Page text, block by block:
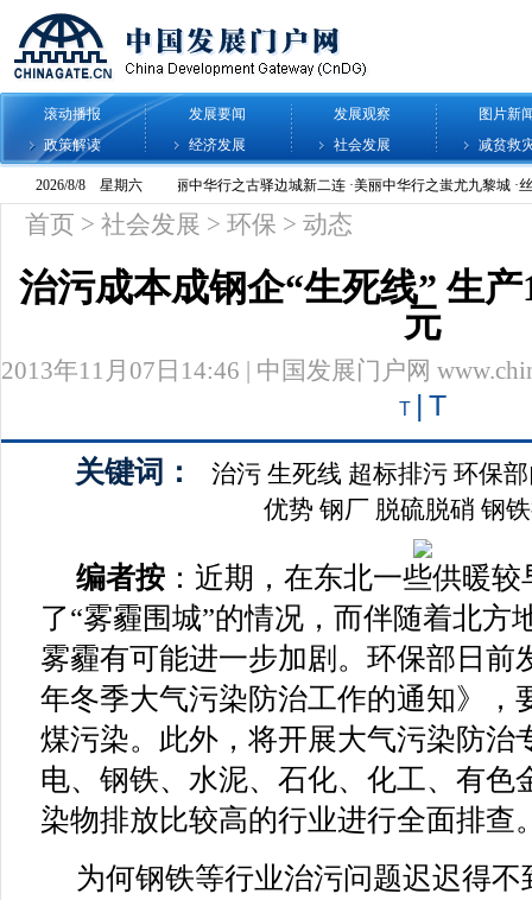
滚动播报 发展要闻 发展观察
图片新
政策解读
经济发展 社会发展 减贫救
首页 > 社会发展 > 环保 > 动态
治污成本成钢企“生死线” 生
元
2013年11月07日14:46 | 中国发展门户网
T T
关键词： 治污 生死线 超标排污 环保
优势 钢厂 脱硫脱硝 钢
编者按：近期，在东北一些供暖
了“雾霾围城”的情况，而伴随着北方
雾霾有可能进一步加剧。环保部日前
年冬季大气污染防治工作的通知》，
煤污染。此外，将开展大气污染防治
电、钢铁、水泥、石化、化工、有色
染物排放比较高的行业进行全面排查
为何钢铁等行业治污问题迟迟得